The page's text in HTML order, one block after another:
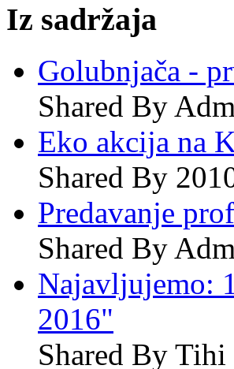
Iz sadržaja
Golubnjača -
Shared By
Eko akcija na
Shared By
Predavanje
Shared By
Najavljujemo:
2016"
Shared By